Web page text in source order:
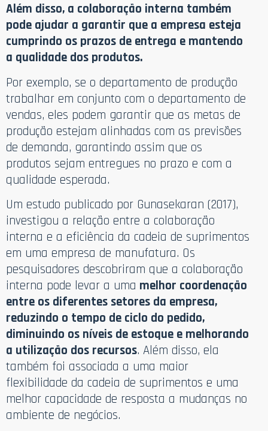
Além disso, a colaboração interna também
pode ajudar a garantir que a empresa esteja
cumprindo os prazos de entrega e mantendo
a qualidade dos produtos.
Por exemplo, se o departamento de produção
trabalhar em conjunto com o departamento de
vendas, eles podem garantir que as metas de
produção estejam alinhadas com as previsões
de demanda, garantindo assim que os
produtos sejam entregues no prazo e com a
qualidade esperada.
Um estudo publicado por Gunasekaran (2017),
investigou a relação entre a colaboração
interna e a eficiência da cadeia de suprimentos
em uma empresa de manufatura. Os
pesquisadores descobriram que a colaboração
interna pode levar a uma melhor coordenação
entre os diferentes setores da empresa,
reduzindo o tempo de ciclo do pedido,
diminuindo os níveis de estoque e melhorando
a utilização dos recursos. Além disso, ela
também foi associada a uma maior
flexibilidade da cadeia de suprimentos e uma
melhor capacidade de resposta a mudanças no
ambiente de negócios.